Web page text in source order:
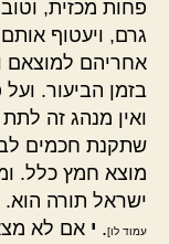
גרם, ויעטוף
אחריהם למוצאם
בזמן הביעור.
ואין מנהג זה
שתקנת חכמים
מוצא חמץ כלל.
ישראל תורה הוא.
עמוד לו]. י אם לא